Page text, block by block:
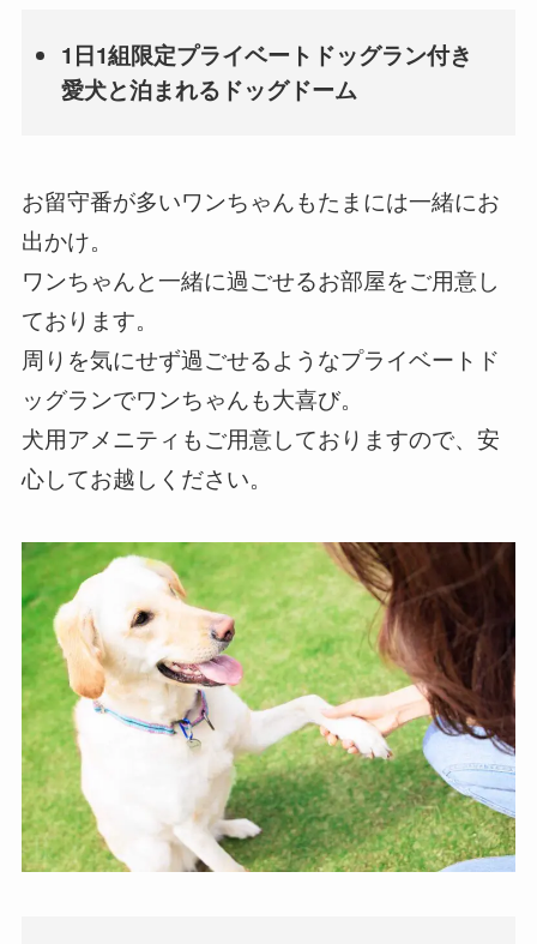
1日1組限定プライベートドッグラン付き
愛犬と泊まれるドッグドーム
お留守番が多いワンちゃんもたまには一緒にお
出かけ。
ワンちゃんと一緒に過ごせるお部屋をご用意し
ております。
周りを気にせず過ごせるようなプライベートド
ッグランでワンちゃんも大喜び。
犬用アメニティもご用意しておりますので、安
心してお越しください。